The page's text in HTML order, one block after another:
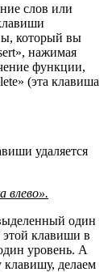
слов или
который вы
нажимая
функции,
(эта клавиша
удаляется
влево».
один
клавиши в
уровень. А
делаем